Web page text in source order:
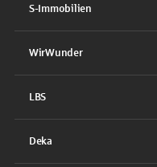
S-Immobilien
WirWunder
LBS
Deka